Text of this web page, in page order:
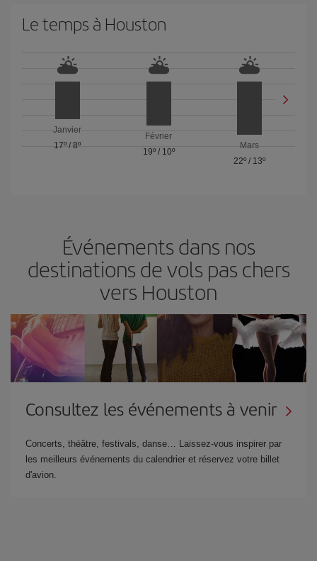
Le temps à Houston
Janvier
17º /8º
Février
19º/ 10º
Mars
22º / 13º
Événements dans nos
destinations de vols pas chers
vers Houston
Consultez les événements à venir
Concerts, théâtre, festivals, danse… Laissez-vous inspirer par
les meilleurs événements du calendrier et réservez votre billet
d'avion.